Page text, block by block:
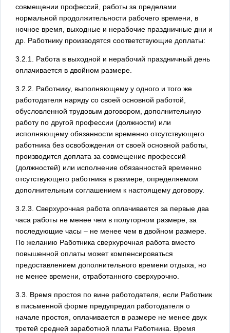
совмещении профессий, работы за пределами
нормальной продолжительности рабочего времени, в
ночное время, выходные и нерабочие праздничные дни и
др. Работнику производятся соответствующие доплаты:
3.2.1. Работа в выходной и нерабочий праздничный день
оплачивается в двойном размере.
3.2.2. Работнику, выполняющему у одного и того же
работодателя наряду со своей основной работой,
обусловленной трудовым договором, дополнительную
работу по другой профессии (должности) или
исполняющему обязанности временно отсутствующего
работника без освобождения от своей основной работы,
производится доплата за совмещение профессий
(должностей) или исполнение обязанностей временно
отсутствующего работника в размере, определяемом
дополнительным соглашением к настоящему договору.
3.2.3. Сверхурочная работа оплачивается за первые два
часа работы не менее чем в полуторном размере, за
последующие часы – не менее чем в двойном размере.
По желанию Работника сверхурочная работа вместо
повышенной оплаты может компенсироваться
предоставлением дополнительного времени отдыха, но
не менее времени, отработанного сверхурочно.
3.3. Время простоя по вине работодателя, если Работник
в письменной форме предупредил работодателя о
начале простоя, оплачивается в размере не менее двух
третей средней заработной платы Работника. Время